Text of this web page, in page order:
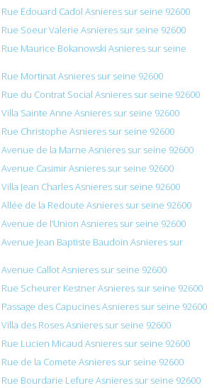
Édouard Cadol Asnieres sur seine 92600
Soeur Valerie Asnieres sur seine 92600
Maurice Bokanowski Asnieres sur seine
Mortinat Asnieres sur seine 92600
du Contrat Social Asnieres sur seine 92600
Sainte Anne Asnieres sur seine 92600
Christophe Asnieres sur seine 92600
de la Marne Asnieres sur seine 92600
Casimir Asnieres sur seine 92600
Jean Charles Asnieres sur seine 92600
de la Redoute Asnieres sur seine 92600
de l’Union Asnieres sur seine 92600
Jean Baptiste Baudoin Asnieres sur
Callot Asnieres sur seine 92600
Scheurer Kestner Asnieres sur seine 92600
des Capucines Asnieres sur seine 92600
des Roses Asnieres sur seine 92600
Lucien Micaud Asnieres sur seine 92600
de la Comete Asnieres sur seine 92600
Bourdarie Lefure Asnieres sur seine 92600